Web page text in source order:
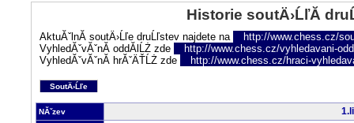
Historie soutÄ›ĹľĂ­
AktuĂˇlnĂ­ soutÄ›Ĺľe druĹľstev najdete na
http://www.chess.cz/
VyhledĂˇvĂˇnĂ­ oddĂ­lĹŻ zde
http://www.chess.cz/vyhledavani-
VyhledĂˇvĂˇnĂ­ hrĂˇÄŤĹŻ zde
http://www.chess.cz/hraci-
SoutÄ›Ĺľe
NĂˇzev